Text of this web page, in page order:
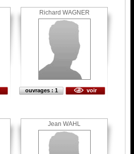
Richard WAGNER
ouvrages : 1 voir
Jean WAHL